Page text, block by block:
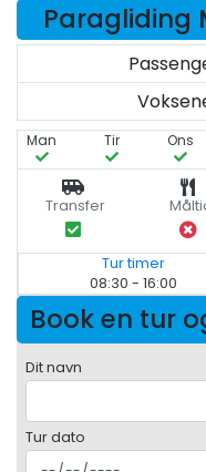
Paragliding
Man Tir Ons
Transfer
Tur timer
08:30 - 16:00
Book en tur
Dit navn
Tur dato